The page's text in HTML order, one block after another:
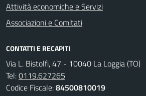
Attività economiche e Servizi
Associazioni e Comitati
CONTATTI E RECAPITI
Via L. Bistolfi, 47 - 10040 La Loggia (TO)
Tel:0119.627265
Codice Fiscale:84500810019